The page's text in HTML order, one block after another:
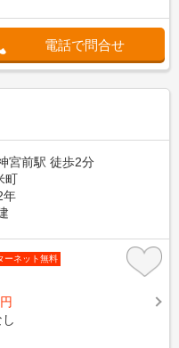
電話で問合せ
宮前駅 徒歩2分
町
年
ーネット無料